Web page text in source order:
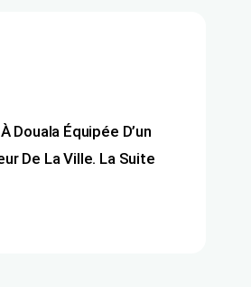
Douala Équipée D’un
De La Ville. La Suite